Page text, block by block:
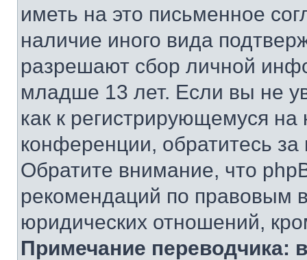
иметь на это письменное
наличие иного вида
разрешают сбор личной
младше 13 лет. Если вы не
как к регистрирующемуся
конференции, обратитесь
Обратите внимание, что
рекомендаций по правовым
юридических отношений,
Примечание переводчика: